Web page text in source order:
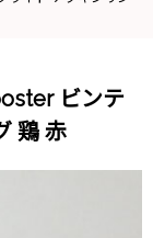
ビンテ
鶏 赤